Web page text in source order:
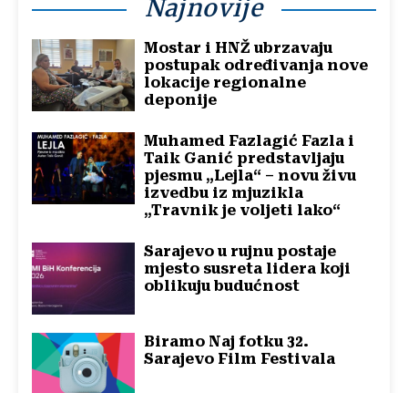
Najnovije
Mostar i HNŽ ubrzavaju
postupak određivanja nove
lokacije regionalne
deponije
Muhamed Fazlagić Fazla i
Taik Ganić predstavljaju
pjesmu „Lejla“ – novu živu
izvedbu iz mjuzikla
„Travnik je voljeti lako“
Sarajevo u rujnu postaje
mjesto susreta lidera koji
oblikuju budućnost
Biramo Naj fotku 32.
Sarajevo Film Festivala